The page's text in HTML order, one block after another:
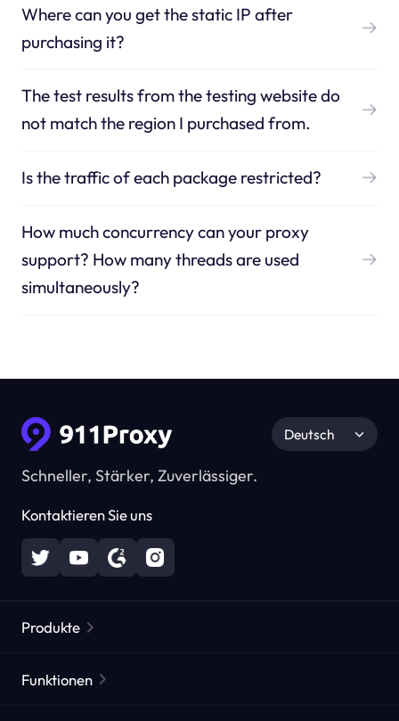
Where can you get the static IP after
purchasing it?
The test results from the testing website do
not match the region I purchased from.
Is the traffic of each package restricted?
How much concurrency can your proxy
support? How many threads are used
simultaneously?
Schneller, Stärker, Zuverlässiger.
Kontaktieren Sie uns
Deutsch
Produkte
Funktionen